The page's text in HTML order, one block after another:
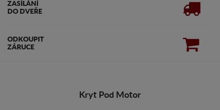
ZASÍLÁNÍ
DO DVEŘE
ODKOUPIT
ZÁRUCE
Kryt Pod Motor